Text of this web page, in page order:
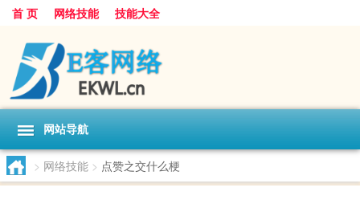
首 页 网络技能 技能大全
网站导航
> 网络技能 > 点赞之交什么梗